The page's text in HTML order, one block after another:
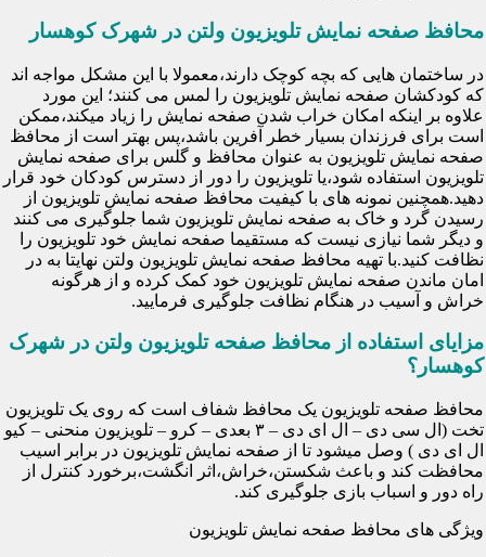
محافظ صفحه نمایش تلویزیون ولتن در شهرک کوهسار
در ساختمان هایی که بچه کوچک دارند،معمولا با این مشکل مواجه اند
که کودکشان صفحه نمایش تلویزیون را لمس می کنند؛ این مورد
علاوه بر اینکه امکان خراب شدن صفحه نمایش را زیاد میکند،ممکن
است برای فرزندان بسیار خطر آفرین باشد،پس بهتر است از محافظ
صفحه نمایش تلویزیون به عنوان محافظ و گلس برای صفحه نمایش
تلویزیون استفاده شود،یا تلویزیون را دور از دسترس کودکان خود قرار
دهید.همچنین نمونه های با کیفیت محافظ صفحه نمایش تلویزیون از
رسیدن گرد و خاک به صفحه نمایش تلویزیون شما جلوگیری می کنند
و دیگر شما نیازی نیست که مستقیما صفحه نمایش خود تلویزیون را
نظافت کنید.با تهیه محافظ صفحه نمایش تلویزیون ولتن نهایتا به در
امان ماندن صفحه نمایش تلویزیون خود کمک کرده و از هرگونه
خراش و آسیب در هنگام نظافت جلوگیری فرمایید.
مزایای استفاده از محافظ صفحه تلویزیون ولتن در شهرک
کوهسار؟
محافظ صفحه تلویزیون یک محافظ شفاف است که روی یک تلویزیون
تخت (ال سی دی – ال ای دی – ۳ بعدی – کرو – تلویزیون منحنی – کیو
ال ای دی ) وصل میشود تا از صفحه نمایش تلویزیون در برابر اسیب
محافظت کند و باعث شکستن،خراش،اثر انگشت،برخورد کنترل از
راه دور و اسباب بازی جلوگیری کند.
ویژگی های محافظ صفحه نمایش تلویزیون